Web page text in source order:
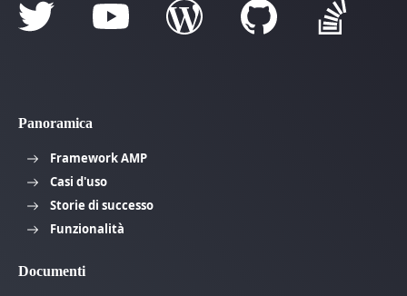
Panoramica
Framework AMP
Casi d'uso
Storie di successo
Funzionalità
Documenti